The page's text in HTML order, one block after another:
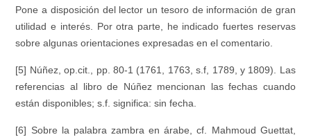
Pone a disposición del lector un tesoro de información de gran
utilidad e interés. Por otra parte, he indicado fuertes reservas
sobre algunas orientaciones expresadas en el comentario.
[5] Núñez,op.cit., pp. 80-1 (1761, 1763, s.f, 1789, y 1809). Las
referencias al libro de Núñez mencionan las fechas cuando
están disponibles; s.f. significa: sin fecha.
[6] Sobre la palabra zambra en árabe, cf. Mahmoud Guettat,